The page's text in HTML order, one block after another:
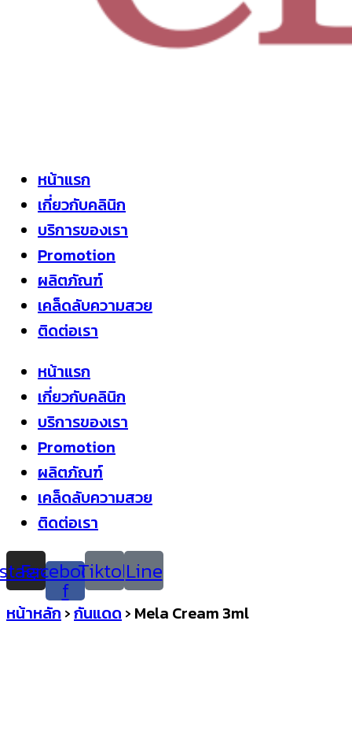
หน้าแรก
เกี่ยวกับคลินิก
บริการของเรา
Promotion
ผลิตภัณฑ์
เคล็ดลับความสวย
ติดต่อเรา
หน้าแรก
เกี่ยวกับคลินิก
บริการของเรา
Promotion
ผลิตภัณฑ์
เคล็ดลับความสวย
ติดต่อเรา
Facebook-
f
TiktokLine
หน้าหลัก ›กันแดด › Mela Cream 3ml